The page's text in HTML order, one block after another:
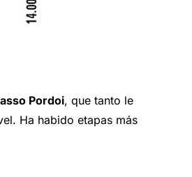
Pordoi, que tanto le
Ha habido etapas más